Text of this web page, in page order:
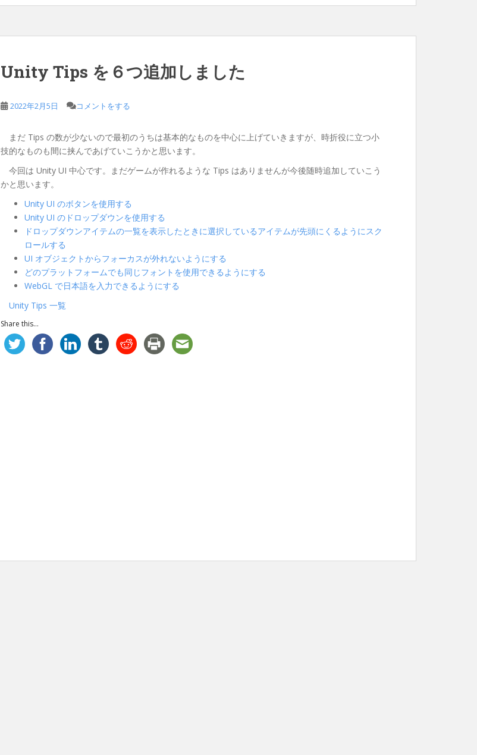
Unity Tips を６つ追加しました
2022年2月5日 コメントをする
まだ Tips の数が少ないので最初のうちは基本的なものを中心に上げていきますが、時折役に立つ小
技的なものも間に挟んであげていこうかと思います。
今回は Unity UI 中心です。まだゲームが作れるような Tips はありませんが今後随時追加していこう
かと思います。
Unity UI のボタンを使用する
Unity UI のドロップダウンを使用する
ドロップダウンアイテムの一覧を表示したときに選択しているアイテムが先頭にくるようにスク
ロールする
UI オブジェクトからフォーカスが外れないようにする
どのプラットフォームでも同じフォントを使用できるようにする
WebGL で日本語を入力できるようにする
Unity Tips 一覧
Share this...